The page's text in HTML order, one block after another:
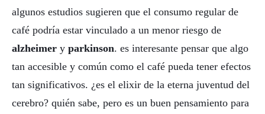
algunos estudios sugieren que el consumo regular de
café podría estar vinculado a un menor riesgo de
alzheimer y parkinson. es interesante pensar que algo
tan accesible y común como el café pueda tener efectos
tan significativos. ¿es el elixir de la eterna juventud del
cerebro? quién sabe, pero es un buen pensamiento para